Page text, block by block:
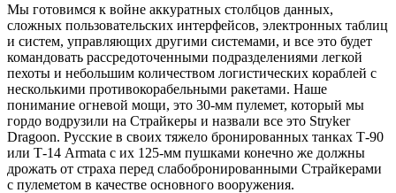
Мы готовимся к войне аккуратных столбцов данных,
сложных пользовательских интерфейсов, электронных таблиц
и систем, управляющих другими системами, и все это будет
командовать рассредоточенными подразделениями легкой
пехоты и небольшим количеством логистических кораблей с
несколькими противокорабельными ракетами. Наше
понимание огневой мощи, это 30-мм пулемет, который мы
гордо водрузили на Страйкеры и назвали все это Stryker
Dragoon. Русские в своих тяжело бронированных танках Т-90
или Т-14 Armata с их 125-мм пушками конечно же должны
дрожать от страха перед слабобронированными Страйкерами
с пулеметом в качестве основного вооружения.